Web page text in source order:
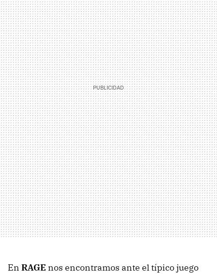
En RAGE nos encontramos ante el típico juego